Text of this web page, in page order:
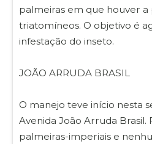
palmeiras em que houver a
triatomíneos. O objetivo é
infestação do inseto.
JOÃO ARRUDA BRASIL
O manejo teve início nesta
Avenida João Arruda Brasil.
palmeiras-imperiais e